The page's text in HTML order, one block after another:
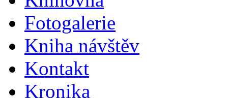
Fotogalerie
Kniha návštěv
Kontakt
Kronika